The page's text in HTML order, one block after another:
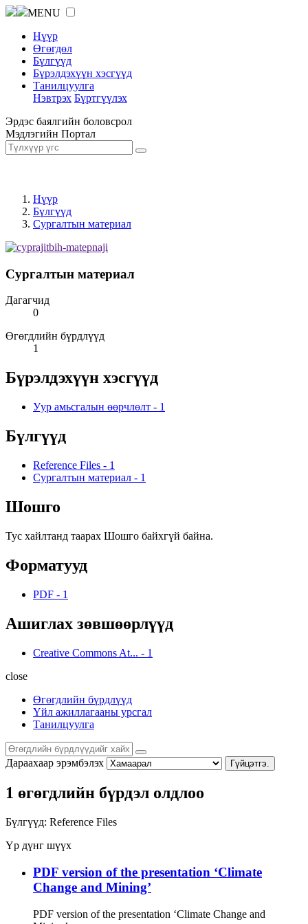
MENU
Нүүр
Өгөгдөл
Бүлгүүд
Бүрэлдэхүүн хэсгүүд
Танилцуулга
Нэвтрэх Бүртгүүлэх
Эрдэс баялгийн боловсрол
Мэдлэгийн Портал
Нүүр
Бүлгүүд
Сургалтын материал
Сургалтын материал
Дагагчид
0
Өгөгдлийн бүрдлүүд
1
Бүрэлдэхүүн хэсгүүд
Уур амьсгалын өөрчлөлт - 1
Бүлгүүд
Reference Files - 1
Сургалтын материал - 1
Шошго
Тус хайлтанд таарах Шошго байхгүй байна.
Форматууд
PDF - 1
Ашиглах зөвшөөрлүүд
Creative Commons At... - 1
close
Өгөгдлийн бүрдлүүд
Үйл ажиллагааны урсгал
Танилцуулга
Дараахаар эрэмбэлэх Гүйцэтгэ.
1 өгөгдлийн бүрдэл олдлоо
Бүлгүүд: Reference Files
Үр дүнг шүүх
PDF version of the presentation ‘Climate
Change and Mining’
PDF version of the presentation ‘Climate Change and